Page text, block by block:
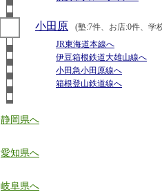
小田原
(塾:7件、お店:0件、学
JR東海道本線へ
伊豆箱根鉄道大雄山線へ
小田急小田原線へ
箱根登山鉄道線へ
静岡県へ
愛知県へ
岐阜県へ